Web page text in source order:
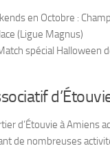
en Octobre :
(Ligue Magnus)
spécial Halloween
d’Étouvie à Amiens
de nombreuses